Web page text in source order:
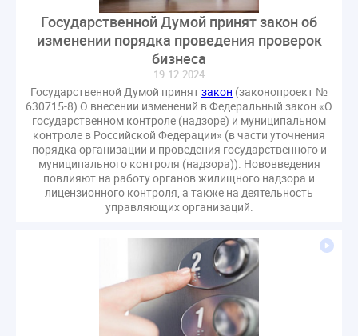
ЖК РФ КоАП РФ
Почта России
Стандарты и качество
встреча
налоговая реформа
общее собрание собственников
пени по жку
перерасчет платы
тарифы
теплоснабжение
штраф
ВОК
Всероссийское совещание
ГД
Госсовет
ЕИРЦ
Жилищная инспекция
Закон Хинштейна
Зарубежный опыт
Исследования
Казань
Минфин НДС
Общественная палата
Регулирование Персональные данные ЕГРН
СРО регулирование ГЖИ лицензирование надзор
Сотрудничество
вебинар
выставка ЖКХ
законопроект
Государственной Думой принят закон об
изменении порядка проведения проверок
бизнеса
19.12.2024
Государственной Думой принятзакон (законопроект №
630715-8) О внесении изменений в Федеральный закон «О
государственном контроле (надзоре) и муниципальном
контроле в Российской Федерации» (в части уточнения
порядка организации и проведения государственного и
муниципального контроля (надзора)). Нововведения
повлияют на работу органов жилищного надзора и
лицензионного контроля, а также на деятельность
управляющих организаций.